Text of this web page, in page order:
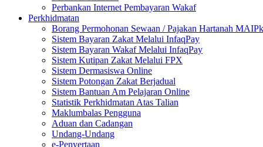
Perbankan Internet Pembayaran Wakaf
Perkhidmatan
Borang Permohonan Sewaan / Pajakan Hartanah MAIPk
Sistem Bayaran Zakat Melalui InfaqPay
Sistem Bayaran Wakaf Melalui InfaqPay
Sistem Kutipan Zakat Melalui FPX
Sistem Dermasiswa Online
Sistem Potongan Zakat Berjadual
Sistem Bantuan Am Pelajaran Online
Statistik Perkhidmatan Atas Talian
Maklumbalas Pengguna
Aduan dan Cadangan
Undang-Undang
e-Penyertaan